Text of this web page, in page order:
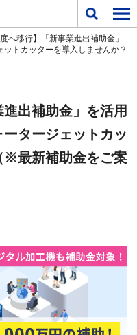
へ移行】「新事業進出補助金」
トカッターを導入しませんか？
進出補助金」を活用
タージェットカッ
※最新補助金をご案